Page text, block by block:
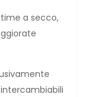
a secco,